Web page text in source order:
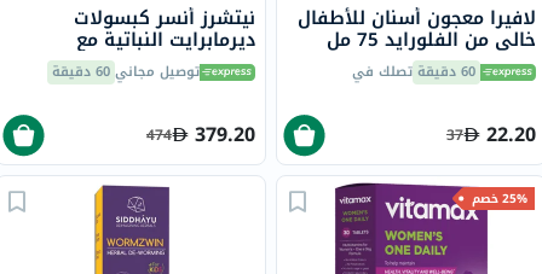
لافيرا معجون أسنان للأطفال
خالي من الفلورايد 75 مل
60 دقيقة تصلك في
22.20
37
نيتشرز أنسر كبسولات
ديرمابرايت النباتية مع
الجلوتاثيون لتفتيح البشرة
حزمة من 60توصيل مجاني60 دقيقة
379.20
474
25% خصم